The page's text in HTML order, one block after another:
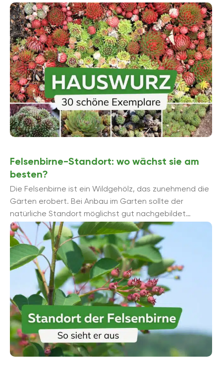
Hauswurz-Arten und über 7000 ...
Felsenbirne-Standort: wo wächst sie am
besten?
Die Felsenbirne ist ein Wildgehölz, das zunehmend die
Gärten erobert. Bei Anbau im Garten sollte der
natürliche Standort möglichst gut nachgebildet
werden, denn dort entwickeln sich ...